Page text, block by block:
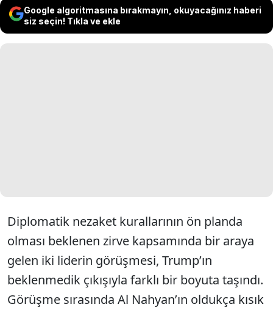
Google algoritmasına bırakmayın, okuyacağınız haberi
siz seçin! Tıkla ve ekle
Diplomatik nezaket kurallarının ön planda
olması beklenen zirve kapsamında bir araya
gelen iki liderin görüşmesi, Trump’ın
beklenmedik çıkışıyla farklı bir boyuta taşındı.
Görüşme sırasında Al Nahyan’ın oldukça kısık